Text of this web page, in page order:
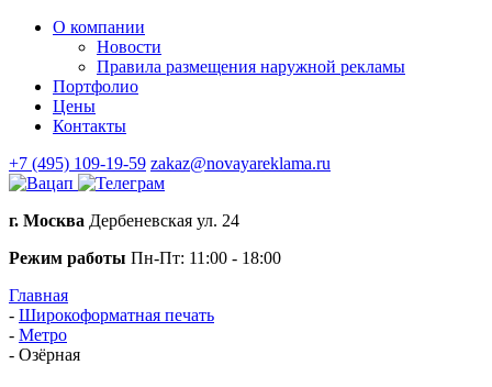
О компании
Новости
Правила размещения наружной рекламы
Портфолио
Цены
Контакты
+7 (495) 109-19-59 zakaz@novayareklama.ru
г. Москва Дербеневская ул. 24
Режим работы Пн-Пт: 11:00 - 18:00
Главная
- Широкоформатная печать
- Метро
- Озёрная